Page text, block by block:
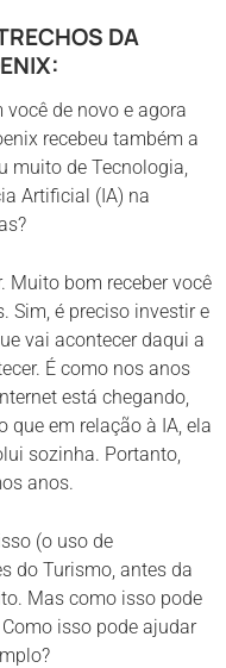
DA
de novo e agora
recebeu também a
muito de Tecnologia,
Artificial (IA) na
Muito bom receber você
Sim, é preciso investir e
vai acontecer daqui a
É como nos anos
está chegando,
que em relação à IA, ela
sozinha. Portanto,
anos.
(o uso de
do Turismo, antes da
Mas como isso pode
isso pode ajudar